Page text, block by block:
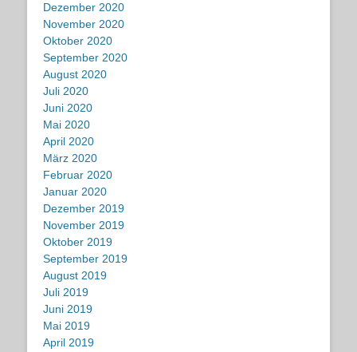
Dezember 2020
November 2020
Oktober 2020
September 2020
August 2020
Juli 2020
Juni 2020
Mai 2020
April 2020
März 2020
Februar 2020
Januar 2020
Dezember 2019
November 2019
Oktober 2019
September 2019
August 2019
Juli 2019
Juni 2019
Mai 2019
April 2019